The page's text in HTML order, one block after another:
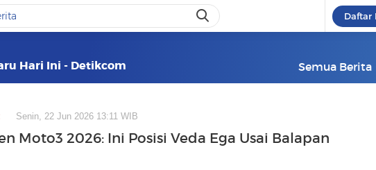
Daftar
Hari Ini - Detikcom Semua Berita
Senin, 22 Jun 2026 13:11 WIB
Moto3 2026: Ini Posisi Veda Ega Usai Balapan